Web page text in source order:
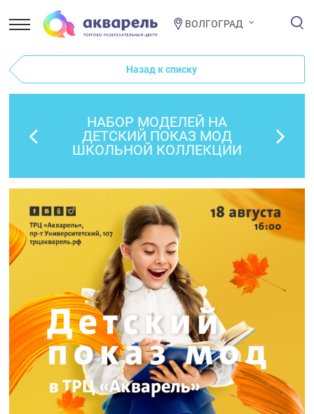
ВОЛГОГРАД
Назад к списку
НАБОР МОДЕЛЕЙ НА
ДЕТСКИЙ ПОКАЗ МОД
ШКОЛЬНОЙ КОЛЛЕКЦИИ